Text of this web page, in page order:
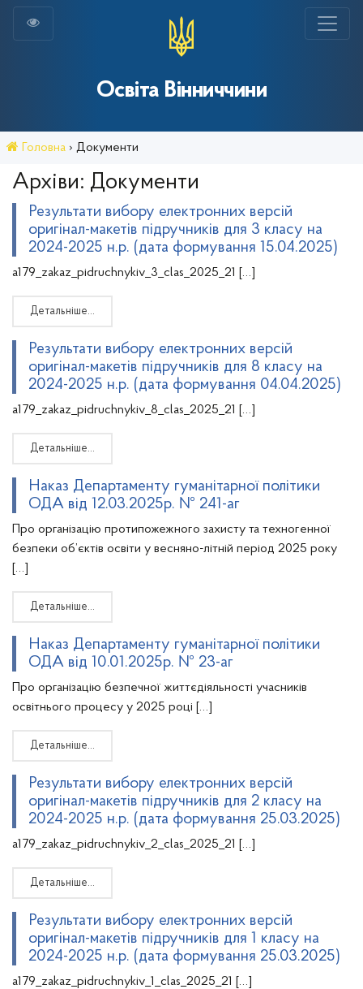
Освіта Вінниччини
Головна › Документи
Архіви: Документи
Результати вибору електронних версій
оригінал-макетів підручників для 3 класу на
2024-2025 н.р. (дата формування 15.04.2025)
a179_zakaz_pidruchnykiv_3_clas_2025_21 […]
Детальніше…
Результати вибору електронних версій
оригінал-макетів підручників для 8 класу на
2024-2025 н.р. (дата формування 04.04.2025)
a179_zakaz_pidruchnykiv_8_clas_2025_21 […]
Детальніше…
Наказ Департаменту гуманітарної політики
ОДА від 12.03.2025р. № 241-аг
Про організацію протипожежного захисту та техногенної
безпеки об’єктів освіти у весняно-літній період 2025 року
[…]
Детальніше…
Наказ Департаменту гуманітарної політики
ОДА від 10.01.2025р. № 23-аг
Про організацію безпечної життєдіяльності учасників
освітнього процесу у 2025 році […]
Детальніше…
Результати вибору електронних версій
оригінал-макетів підручників для 2 класу на
2024-2025 н.р. (дата формування 25.03.2025)
a179_zakaz_pidruchnykiv_2_clas_2025_21 […]
Детальніше…
Результати вибору електронних версій
оригінал-макетів підручників для 1 класу на
2024-2025 н.р. (дата формування 25.03.2025)
a179_zakaz_pidruchnykiv_1_clas_2025_21 […]